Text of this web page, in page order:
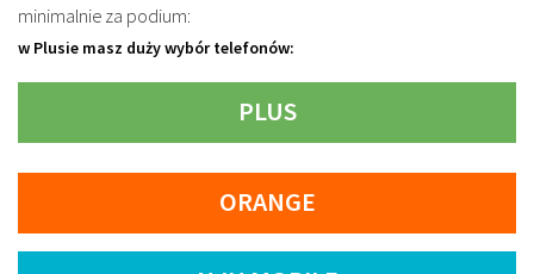
minimalnie za podium:
w Plusie masz duży wybór telefonów:
PLUS
ORANGE